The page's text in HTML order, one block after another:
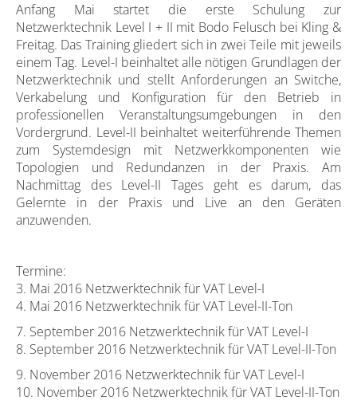
Anfang Mai startet die erste Schulung zur
Netzwerktechnik Level I + II mit Bodo Felusch bei Kling &
Freitag. Das Training gliedert sich in zwei Teile mit jeweils
einem Tag. Level-I beinhaltet alle nötigen Grundlagen der
Netzwerktechnik und stellt Anforderungen an Switche,
Verkabelung und Konfiguration für den Betrieb in
professionellen Veranstaltungsumgebungen in den
Vordergrund. Level-II beinhaltet weiterführende Themen
zum Systemdesign mit Netzwerkkomponenten wie
Topologien und Redundanzen in der Praxis. Am
Nachmittag des Level-II Tages geht es darum, das
Gelernte in der Praxis und Live an den Geräten
anzuwenden.
Termine:
3. Mai 2016 Netzwerktechnik für VAT Level-I
4. Mai 2016 Netzwerktechnik für VAT Level-II-Ton
7. September 2016 Netzwerktechnik für VAT Level-I
8. September 2016 Netzwerktechnik für VAT Level-II-Ton
9. November 2016 Netzwerktechnik für VAT Level-I
10. November 2016 Netzwerktechnik für VAT Level-II-Ton